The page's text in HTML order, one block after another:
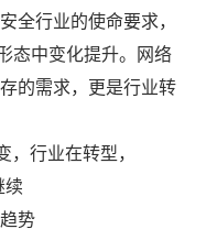
全行业的使命要求，
态中变化提升。网络
的需求，更是行业转
势